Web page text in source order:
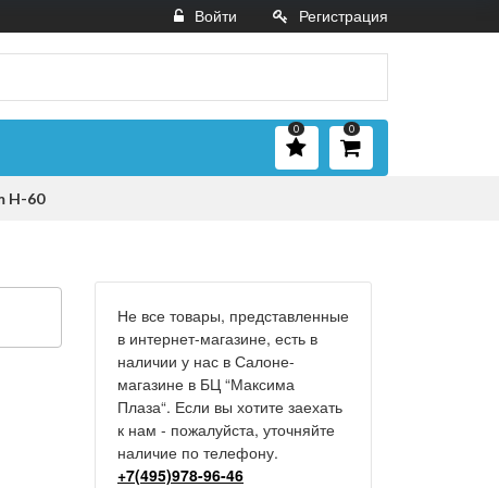
Войти Регистрация
0
0
H-60
Не все товары, представленные
в интернет-магазине, есть в
наличии у нас в Салоне-
магазине в БЦ “Максима
Плаза“. Если вы хотите заехать
к нам - пожалуйста, уточняйте
наличие по телефону.
+7(495)978-96-46